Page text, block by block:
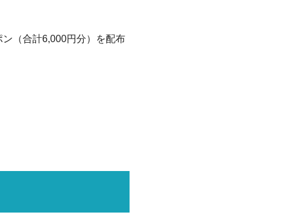
（合計6,000円分）を配布